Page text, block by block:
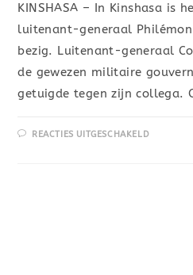
KINSHASA – In Kinshasa is
luitenant-generaal
bezig. Luitenant-generaal
de gewezen militaire
getuigde tegen zijn collega.
REACTIES UITGESCHAKELD